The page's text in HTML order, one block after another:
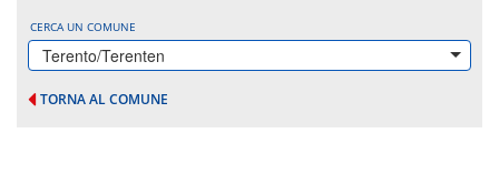
CERCA UN COMUNE
Terento/Terenten
TORNA AL COMUNE